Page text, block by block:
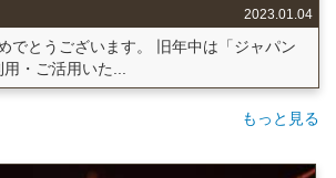
2023.01.04
でとうございます。 旧年中は「ジャパン
・ご活用いた...
もっと見る